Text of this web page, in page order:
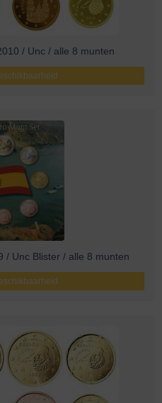
/ Unc / alle 8 munten
/ Unc Blister / alle 8 munten